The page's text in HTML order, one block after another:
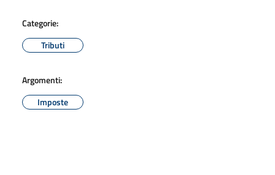
Categorie:
Tributi
Argomenti:
Imposte